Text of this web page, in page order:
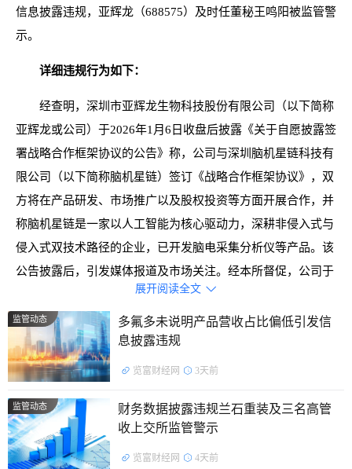
信息披露违规，亚辉龙（688575）及时任董秘王鸣阳被监管警
示。
详细违规行为如下：
经查明，深圳市亚辉龙生物科技股份有限公司（以下简称
亚辉龙或公司）于2026年1月6日收盘后披露《关于自愿披露签
署战略合作框架协议的公告》称，公司与深圳脑机星链科技有
限公司（以下简称脑机星链）签订《战略合作框架协议》，双
方将在产品研发、市场推广以及股权投资等方面开展合作，并
称脑机星链是一家以人工智能为核心驱动力，深耕非侵入式与
侵入式双技术路径的企业，已开发脑电采集分析仪等产品。该
公告披露后，引发媒体报道及市场关注。经本所督促，公司于
当晚又发布《关于自愿披露签署战略合作框架协议的补充公
告》称，脑机星链目前在研产品的技术路线为非侵入式技术路
径，尚无侵入式技术布局，且脑电采集分析仪等产品尚未进入
注册申报阶段，有的产品尚处于早期研发阶段或临床前阶段。
当前“脑机接口”为市场热点概念，为投资者高度关注。特
别是，公司股价当日收盘上涨6.52%、成交量较前一个交易日
增长299%，公司披露涉及热点相关信息尤其应当审慎，确保
展开阅读全文 
监管动态
多氟多未说明产品营收占比偏低引发信
息披露违规
览富财经网 3天前
监管动态
财务数据披露违规兰石重装及三名高管
收上交所监管警示
览富财经网 4天前